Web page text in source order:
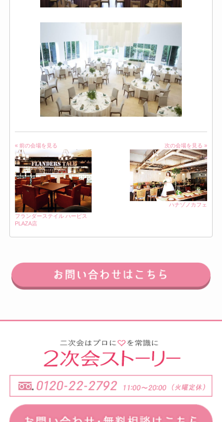
« 前の会場を見る
フランダーステイル ハービス
PLAZA店
次の会場を見る »
ハナゾノカフェ